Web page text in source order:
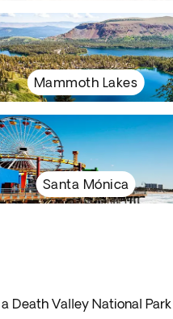
Mammoth Lakes
Santa Mónica
Death Valley National Park